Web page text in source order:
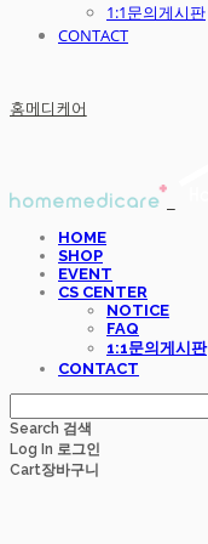
1:1문의게시판
CONTACT
홈메디케어
HOME
SHOP
EVENT
CS CENTER
NOTICE
FAQ
1:1문의게시판
CONTACT
Search 검색
Log In 로그인
Cart장바구니